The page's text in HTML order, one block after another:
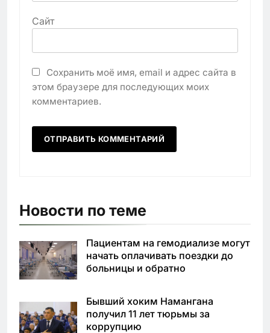
Сайт
Сохранить моё имя, email и адрес сайта в
этом браузере для последующих моих
комментариев.
Новости по теме
Пациентам на гемодиализе могут
начать оплачивать поездки до
больницы и обратно
Бывший хоким Намангана
получил 11 лет тюрьмы за
коррупцию